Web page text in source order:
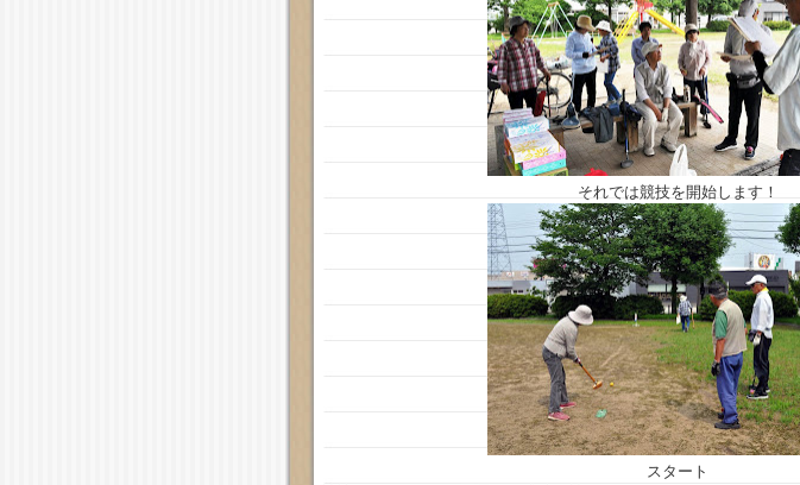
それでは競技を開始します！
スタート